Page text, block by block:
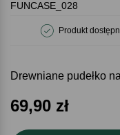
FUNCASE_028
Produkt
Drewniane pudełko
69,90 zł